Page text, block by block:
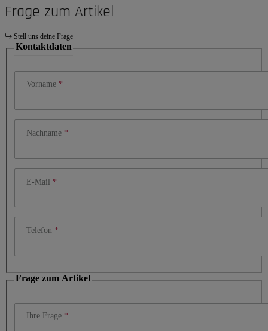
Frage zum Artikel
Stell uns deine Frage
Kontaktdaten
Vorname
Nachname
E-Mail
Telefon
Frage zum Artikel
Ihre Frage